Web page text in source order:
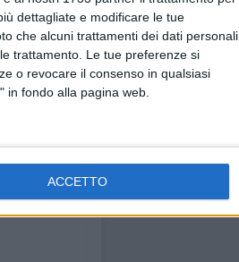
dettagliate e modificare le tue
che alcuni trattamenti dei dati personali
trattamento. Le tue preferenze si
o revocare il consenso in qualsiasi
in fondo alla pagina web.
ACCETTO
Parrocchia